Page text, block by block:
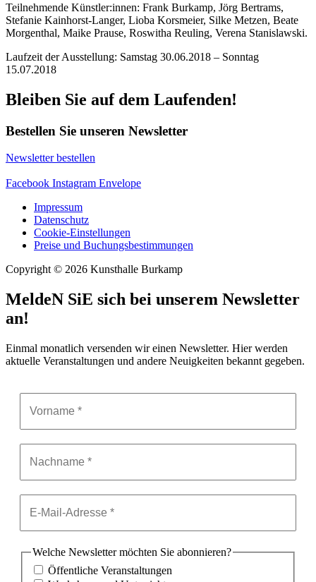
Teilnehmende Künstler:innen: Frank Burkamp, Jörg Bertrams,
Stefanie Kainhorst-Langer, Lioba Korsmeier, Silke Metzen, Beate
Morgenthal, Maike Prause, Roswitha Reuling, Verena Stanislawski.
Laufzeit der Ausstellung: Samstag 30.06.2018 – Sonntag
15.07.2018
Bleiben Sie auf dem Laufenden!
Bestellen Sie unseren Newsletter
Newsletter bestellen
Facebook Instagram Envelope
Impressum
Datenschutz
Cookie-Einstellungen
Preise und Buchungsbestimmungen
Copyright © 2026 Kunsthalle Burkamp
MeldeN SiE sich bei unserem Newsletter
an!
Einmal monatlich versenden wir einen Newsletter. Hier werden
aktuelle Veranstaltungen und andere Neuigkeiten bekannt gegeben.
Welche Newsletter möchten Sie abonnieren?
Öffentliche Veranstaltungen